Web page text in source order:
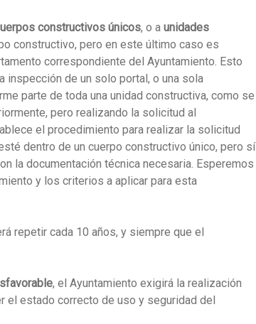
constructivos únicos, o a unidades
constructivo, pero en este último caso es
correspondiente del Ayuntamiento. Esto
inspección de un solo portal, o una sola
parte de toda una unidad constructiva, como se
pero realizando la solicitud al
el procedimiento para realizar la solicitud
dentro de un cuerpo constructivo único, pero sí
la documentación técnica necesaria. Esperemos
y los criterios a aplicar para esta
repetir cada 10 años, y siempre que el
, el Ayuntamiento exigirá la realización
el estado correcto de uso y seguridad del